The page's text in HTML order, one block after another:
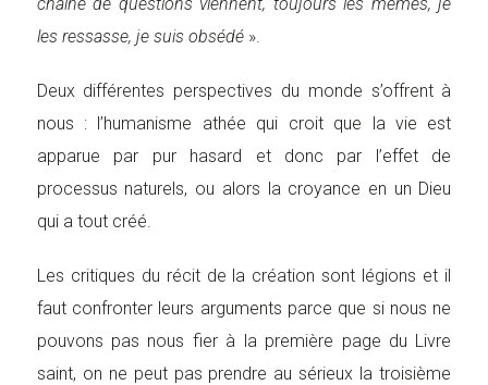
les ressasse, je suis obsédé».
Deux différentes perspectives du monde s’offrent à
nous : l’humanisme athée qui croit que la vie est
apparue par pur hasard et donc par l’effet de
processus naturels, ou alors la croyance en un Dieu
qui a tout créé.
Les critiques du récit de la création sont légions et il
faut confronter leurs arguments parce que si nous ne
pouvons pas nous fier à la première page du Livre
saint, on ne peut pas prendre au sérieux la troisième